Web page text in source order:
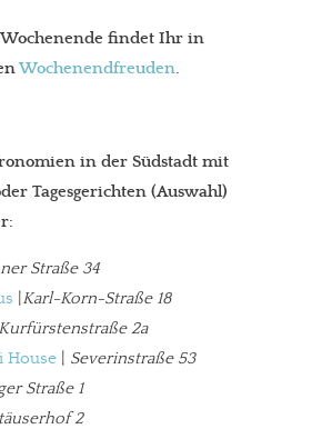
unsere Arbeit?
sich durch Partnerprofile und
findet Ihr in
Wochenendfreuden.
in der Südstadt mit
Tagesgerichten (Auswahl)
Straße 34
Karl-Korn-Straße 18
Kurfürstenstraße 2a
House
Severinstraße 53
Straße 1
2